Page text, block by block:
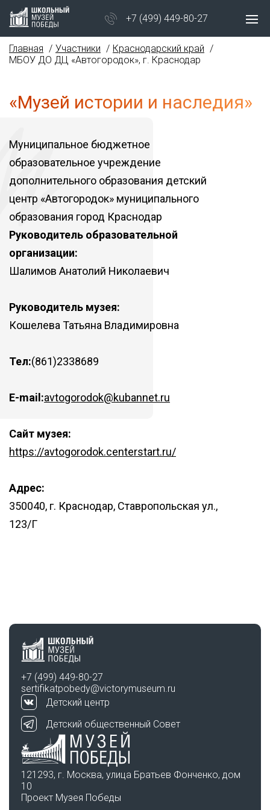
+7 (499) 449-80-27
Главная Участники
Краснодарский край
МБОУ ДО ДЦ «Автогородок», г. Краснодар
«Музей истории и наследия»
Муниципальное бюджетное
образовательное учреждение
дополнительного образования детский
центр «Автогородок» муниципального
образования город Краснодар
Руководитель образовательной
организации:
Шалимов Анатолий Николаевич
Руководитель музея:
Кошелева Татьяна Владимировна
Тел:(861)2338689
E-mail:avtogorodok@kubannet.ru
Сайт музея:
https://avtogorodok.centerstart.ru/
Адрес:
350040, г. Краснодар, Ставропольская ул.,
123/Г
+7 (499) 449-80-27
sertifikatpobedy@victorymuseum.ru
Детский центр
Детский общественный Совет
121293, г. Москва, улица Братьев Фонченко, дом
10
Проект Музея Победы